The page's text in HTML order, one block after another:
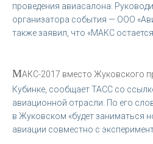
проведения авиасалона.
организатора события — ООО
также заявил, что «МАКС
МАКС-2017 вместо Жуковского
Кубинке, сообщает ТАСС со
авиационной отрасли. По его
в Жуковском «будет заниматься
авиации совместно с